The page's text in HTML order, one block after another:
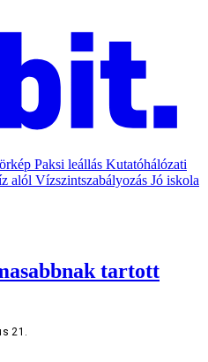
Paksi leállás Kutatóhálózati
alól Vízszintszabályozás Jó iskola
tartott
21.